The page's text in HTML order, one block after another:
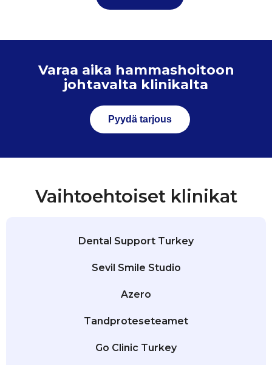
Varaa aika hammashoitoon
johtavalta klinikalta
Pyydä tarjous
Vaihtoehtoiset klinikat
Dental Support Turkey
Sevil Smile Studio
Azero
Tandproteseteamet
Go Clinic Turkey